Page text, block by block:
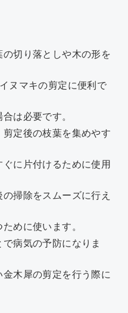
の切り落としや木の形を
ヌマキの剪定に便利で
は必要です。
剪定後の枝葉を集めやす
ぐに片付けるために使用
の掃除をスムーズに行え
めに使います。
で病気の予防になりま
金木犀の剪定を行う際に